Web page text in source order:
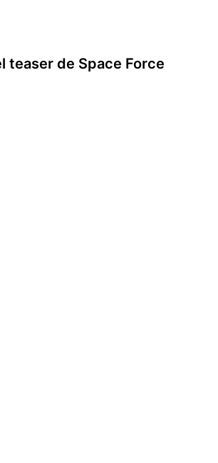
teaser de Space Force